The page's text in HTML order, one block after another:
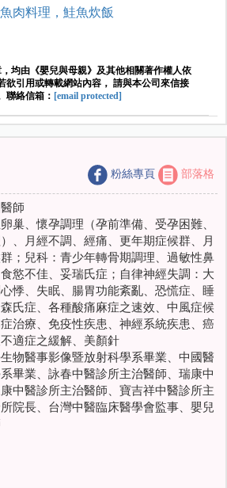
肉料理，鮭魚炊飯
均由《嬰兒與母親》及其他相關著作權人依
欲引用或轉載網站內容， 請與本公司來信接
聯絡信箱： [email protected]
粉絲專頁 部落格
師
巢、懷孕調理（孕前準備、受孕困難、
、月經不調、經痛、更年期症候群、月
；兒科：青少年轉骨期調理、過敏性鼻
慾不佳、妥瑞氏症；自律神經失調：大
悸、失眠、腸胃功能紊亂、恐慌症、睡
氏症、各種酸痛麻症之速效、中風症候
治療、免疫性疾患、神經系統疾患、癌
適症之緩解、美顏針
物醫事影像暨放射科學系畢業、中國醫
畢業、詠春中醫診所主治醫師、瑞康中
中醫診所主治醫師、寶吉祥中醫診所主
院長、台灣中醫臨床醫學會監事、嬰兒